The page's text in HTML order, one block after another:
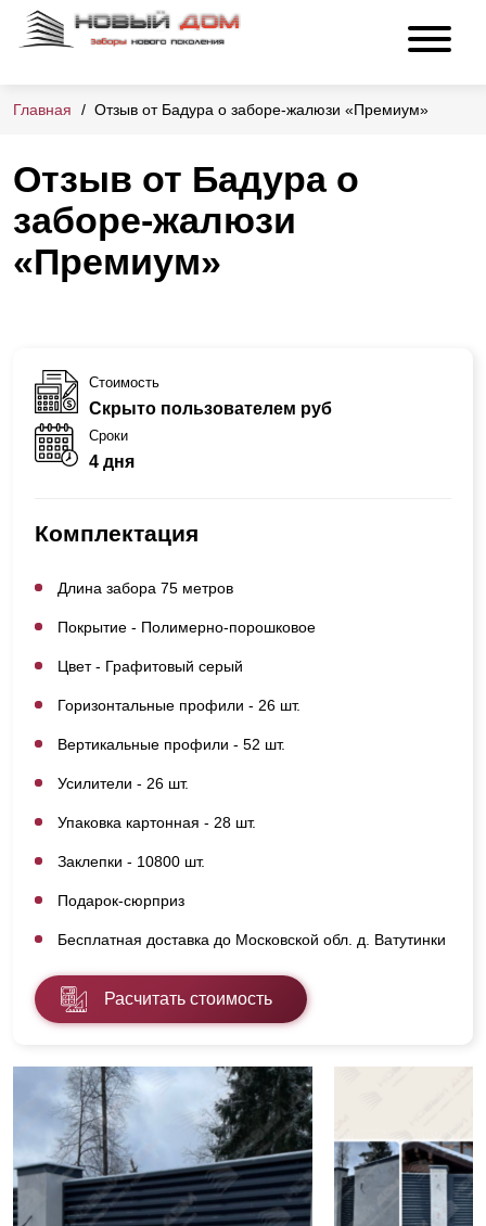
Главная Отзыв от Бадура о заборе-жалюзи «Премиум»
Отзыв от Бадура о
заборе-жалюзи
«Премиум»
Стоимость
Скрыто пользователем руб
Сроки
4 дня
Комплектация
Длина забора 75 метров
Покрытие - Полимерно-порошковое
Цвет - Графитовый серый
Горизонтальные профили - 26 шт.
Вертикальные профили - 52 шт.
Усилители - 26 шт.
Упаковка картонная - 28 шт.
Заклепки - 10800 шт.
Подарок-сюрприз
Бесплатная доставка до Московской обл. д. Ватутинки
Расчитать стоимость